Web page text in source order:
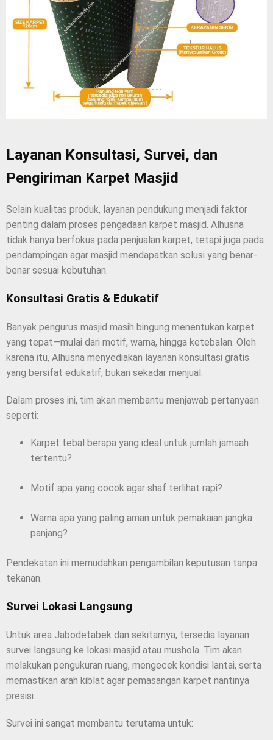
Layanan Konsultasi, Survei, dan
Pengiriman Karpet Masjid
Selain kualitas produk, layanan pendukung menjadi faktor
penting dalam proses pengadaan karpet masjid. Alhusna
tidak hanya berfokus pada penjualan karpet, tetapi juga pada
pendampingan agar masjid mendapatkan solusi yang benar-
benar sesuai kebutuhan.
Konsultasi Gratis & Edukatif
Banyak pengurus masjid masih bingung menentukan karpet
yang tepat—mulai dari motif, warna, hingga ketebalan. Oleh
karena itu, Alhusna menyediakan layanan konsultasi gratis
yang bersifat edukatif, bukan sekadar menjual.
Dalam proses ini, tim akan membantu menjawab pertanyaan
seperti:
Karpet tebal berapa yang ideal untuk jumlah jamaah
tertentu?
Motif apa yang cocok agar shaf terlihat rapi?
Warna apa yang paling aman untuk pemakaian jangka
panjang?
Pendekatan ini memudahkan pengambilan keputusan tanpa
tekanan.
Survei Lokasi Langsung
Untuk area Jabodetabek dan sekitarnya, tersedia layanan
survei langsung ke lokasi masjid atau mushola. Tim akan
melakukan pengukuran ruang, mengecek kondisi lantai, serta
memastikan arah kiblat agar pemasangan karpet nantinya
presisi.
Survei ini sangat membantu terutama untuk: